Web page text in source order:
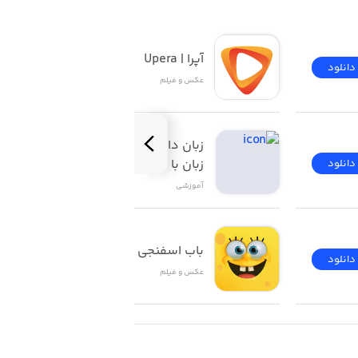
دانلود
دانلود
دانلود
آپرا | Upera
عکس و فیلم
زبان با فیلم
آموزشی
باب اسفنجی
عکس و فیلم